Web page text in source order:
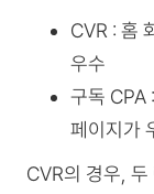
CVR : 홈
우수
구독 CPA
페이지가
CVR의 경우,